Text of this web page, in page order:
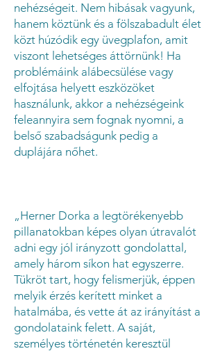
nehézségeit. Nem hibásak vagyunk,
hanem köztünk és a fölszabadult élet
közt húzódik egy üvegplafon, amit
viszont lehetséges áttörnünk! Ha
problémáink alábecsülése vagy
elfojtása helyett eszközöket
használunk, akkor a nehézségeink
feleannyira sem fognak nyomni, a
belső szabadságunk pedig a
duplájára nőhet.
„Herner Dorka a legtörékenyebb
pillanatokban képes olyan útravalót
adni egy jól irányzott gondolattal,
amely három síkon hat egyszerre.
Tükröt tart, hogy felismerjük, éppen
melyik érzés kerített minket a
hatalmába, és vette át az irányítást a
gondolataink felett. A saját,
személyes történetén keresztül